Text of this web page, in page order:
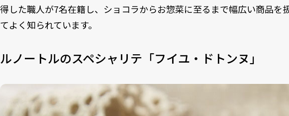
得した職人が7名在籍し、ショコラからお惣菜に至るまで幅広い商品を
てよく知られています。
ルノートルのスペシャリテ「フイユ・ドトンヌ」